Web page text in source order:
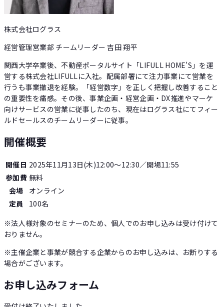
株式会社ログラス
経営管理営業部 チームリーダー 吉田 翔平
関西大学卒業後、不動産ポータルサイト「LIFULL HOME'S」を運
営する株式会社LIFULLに入社。配属部署にて注力事業にて営業を
行うも事業撤退を経験。「経営数字」を正しく把握し改善すること
の重要性を痛感。その後、事業企画・経営企画・DX推進やマーケ
向けサービスの営業に従事したのち、現在はログラス社にてフィー
ルドセールスのチームリーダーに従事。
開催概要
開催日 2025年11月13日(木)12:00〜12:30／開場11:55
参加費 無料
会場
オンライン
定員
100名
※法人様対象のセミナーのため、個人でのお申し込みは受け付けて
おりません。
※主催企業と事業が競合する企業からのお申し込みは、お断りする
場合がございます。
お申し込みフォーム